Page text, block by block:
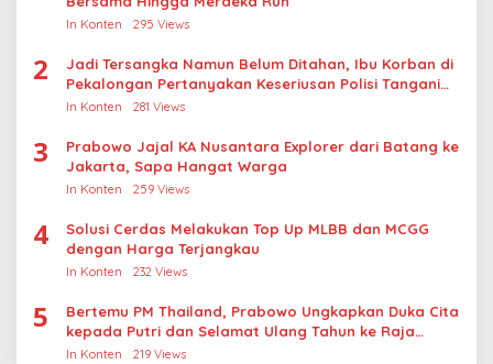
In Konten 295 Views
2
Jadi Tersangka Namun Belum Ditahan, Ibu Korban di
Pekalongan Pertanyakan Keseriusan Polisi Tangani
Kasus Rudapksa Sampai Anaknya Hamil
In Konten 281 Views
3
Prabowo Jajal KA Nusantara Explorer dari Batang ke
Jakarta, Sapa Hangat Warga
In Konten 259 Views
4
Solusi Cerdas Melakukan Top Up MLBB dan MCGG
dengan Harga Terjangkau
In Konten 232 Views
5
Bertemu PM Thailand, Prabowo Ungkapkan Duka Cita
kepada Putri dan Selamat Ulang Tahun ke Raja
Thailand
In Konten 219 Views